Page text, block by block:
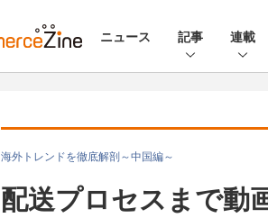
ニュース 記事 連載
海外トレンドを徹底解剖～中国編～
配送プロセスまで